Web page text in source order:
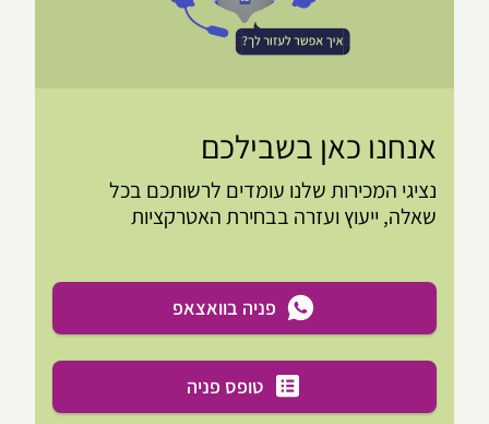
אנחנו כאן בשבילכם
נציגי המכירות שלנו עומדים לרשותכם בכל
שאלה, ייעוץ ועזרה בבחירת האטרקציות
פניה בוואצאפ
טופס פניה